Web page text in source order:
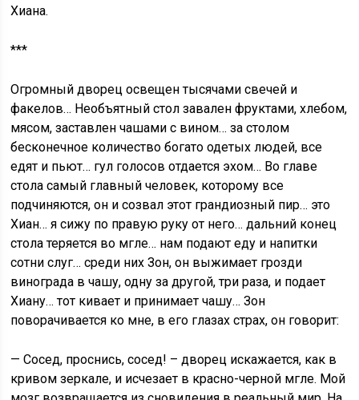
Хиана.
***
Огромный дворец освещен тысячами свечей и
факелов… Необъятный стол завален фруктами, хлебом,
мясом, заставлен чашами с вином… за столом
бесконечное количество богато одетых людей, все
едят и пьют… гул голосов отдается эхом… Во главе
стола самый главный человек, которому все
подчиняются, он и созвал этот грандиозный пир… это
Хиан… я сижу по правую руку от него… дальний конец
стола теряется во мгле… нам подают еду и напитки
сотни слуг… среди них Зон, он выжимает грозди
винограда в чашу, одну за другой, три раза, и подает
Хиану… тот кивает и принимает чашу… Зон
поворачивается ко мне, в его глазах страх, он говорит:
— Сосед, проснись, сосед! – дворец искажается, как в
кривом зеркале, и исчезает в красно-черной мгле. Мой